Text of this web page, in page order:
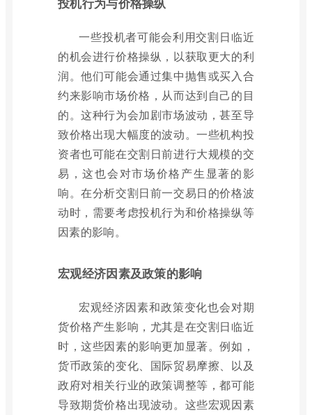
一些投机者可能会利用交割日临近
的机会进行价格操纵，以获取更大的利
润。他们可能会通过集中抛售或买入合
约来影响市场价格，从而达到自己的目
的。这种行为会加剧市场波动，甚至导
致价格出现大幅度的波动。一些机构投
资者也可能在交割日前进行大规模的交
易，这也会对市场价格产生显著的影
响。在分析交割日前一交易日的价格波
动时，需要考虑投机行为和价格操纵等
因素的影响。
宏观经济因素及政策的影响
宏观经济因素和政策变化也会对期
货价格产生影响，尤其是在交割日临近
时，这些因素的影响更加显著。例如，
货币政策的变化、国际贸易摩擦、以及
政府对相关行业的政策调整等，都可能
导致期货价格出现波动。这些宏观因素